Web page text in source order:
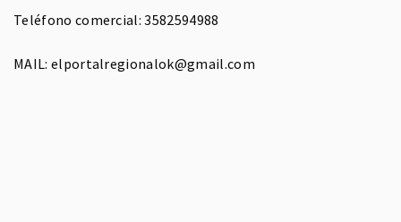
Teléfono comercial: 3582594988
MAIL: elportalregionalok@gmail.com